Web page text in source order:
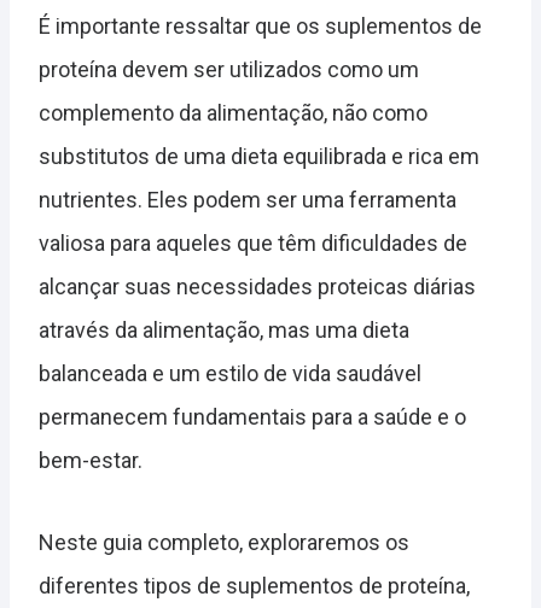
É importante ressaltar que os suplementos de
proteína devem ser utilizados como um
complemento da alimentação, não como
substitutos de uma dieta equilibrada e rica em
nutrientes. Eles podem ser uma ferramenta
valiosa para aqueles que têm dificuldades de
alcançar suas necessidades proteicas diárias
através da alimentação, mas uma dieta
balanceada e um estilo de vida saudável
permanecem fundamentais para a saúde e o
bem-estar.
Neste guia completo, exploraremos os
diferentes tipos de suplementos de proteína,